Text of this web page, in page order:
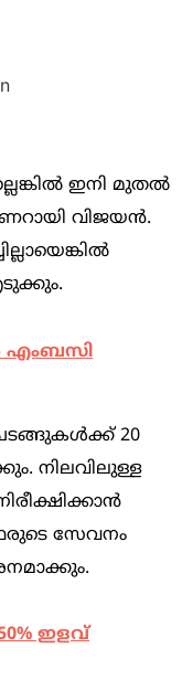
ഇനി മുതൽ
വിജയന്‍.
എംബസി
20
നിലവിലുള്ള
സേവനം
ഇളവ്